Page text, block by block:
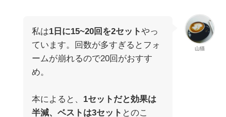
山猫
私は1日に15~20回を2セットやっ
ています。回数が多すぎるとフォ
ームが崩れるので20回がおすす
め。
本によると、 1セットだと効果は
半減、ベストは3セット とのこ